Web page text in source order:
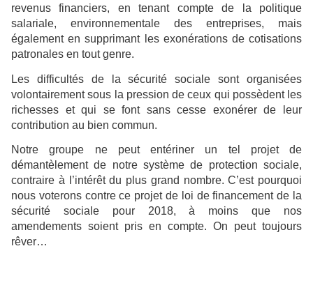
revenus financiers, en tenant compte de la politique
salariale, environnementale des entreprises, mais
également en supprimant les exonérations de cotisations
patronales en tout genre.
Les difficultés de la sécurité sociale sont organisées
volontairement sous la pression de ceux qui possèdent les
richesses et qui se font sans cesse exonérer de leur
contribution au bien commun.
Notre groupe ne peut entériner un tel projet de
démantèlement de notre système de protection sociale,
contraire à l’intérêt du plus grand nombre. C’est pourquoi
nous voterons contre ce projet de loi de financement de la
sécurité sociale pour 2018, à moins que nos
amendements soient pris en compte. On peut toujours
rêver…